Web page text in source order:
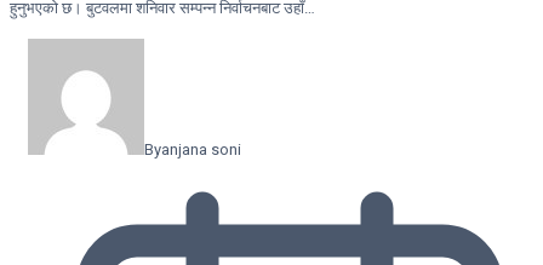
हुनुभएको छ। बुटवलमा शनिवार सम्पन्न निर्वाचनबाट उहाँ…
Byanjana soni